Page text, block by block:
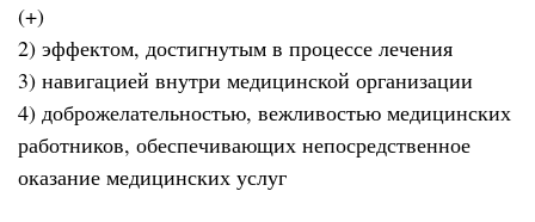
(+)
2) эффектом, достигнутым в процессе лечения
3) навигацией внутри медицинской организации
4) доброжелательностью, вежливостью медицинских
работников, обеспечивающих непосредственное
оказание медицинских услуг